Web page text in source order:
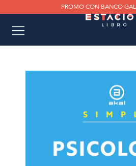
PROMO CON BANCO